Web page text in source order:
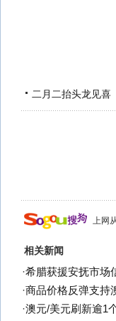
二月二抬头龙见喜
上网
相关新闻
·希腊获援安抚市场
·商品价格反弹支持
·澳元/美元刷新逾1